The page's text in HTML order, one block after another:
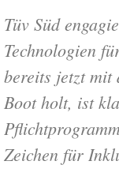
Tüv Süd
Technologien
bereits jetzt mit
Boot holt, ist
Zeichen für